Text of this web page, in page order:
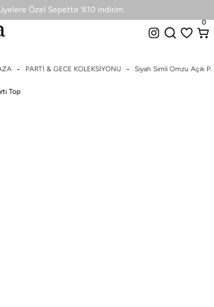
Özel Sepette %10 indirim.
Ücretsiz Kargo + Hemen Teslim Seçeneği
Özel Sepette %10 indirim.
Ücretsiz Kargo + Hemen Teslim Seçeneği
0
PARTİ & GECE KOLEKSİYONU Siyah Simli Omzu Açık